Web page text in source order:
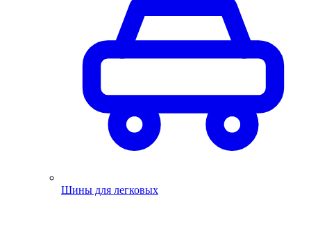
Шины для легковых